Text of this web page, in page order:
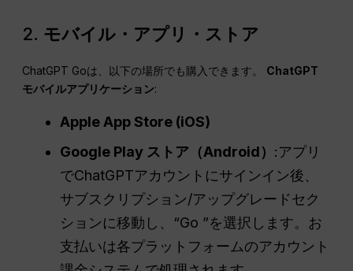
2. モバイル・アプリ・ストア
ChatGPT Goは、以下の場所でも購入できます。 ChatGPT
モバイルアプリケーション:
Apple App Store (iOS)
Google Play ストア（Android） :アプリ
でChatGPTアカウントにサインイン後、
サブスクリプション/アップグレードセク
ションに移動し、“Go ”を選択します。お
支払いは各プラットフォームのアカウント